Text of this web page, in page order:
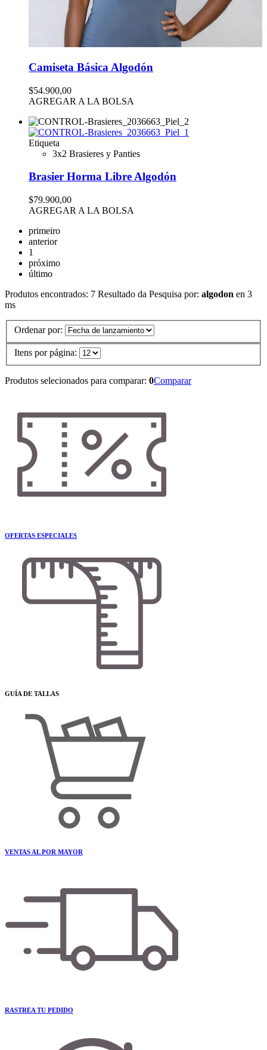
Camiseta Básica Algodón
$54.900,00
AGREGAR A LA BOLSA
Etiqueta
3x2 Brasieres y Panties
Brasier Horma Libre Algodón
$79.900,00
AGREGAR A LA BOLSA
primeiro
anterior
1
próximo
último
Produtos encontrados: 7 Resultado da Pesquisa por: algodon en 3
ms
Ordenar por:
Itens por página:
Produtos selecionados para comparar: 0Comparar
OFERTAS ESPECIALES
GUÍA DE TALLAS
VENTAS AL POR MAYOR
RASTREA TU PEDIDO